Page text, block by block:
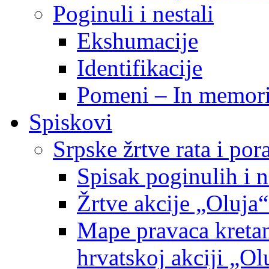
Poginuli i nestali
Ekshumacije
Identifikacije
Pomeni – In
Spiskovi
Srpske žrtve rata i
Spisak poginulih i
Žrtve akcije
Mape pravaca
hrvatskoj akciji